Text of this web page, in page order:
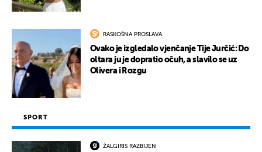
RASKOŠNA PROSLAVA
Ovako je izgledalo vjenčanje Tije Jurčić: Do
oltara ju je dopratio očuh, a slavilo se uz
Olivera i Rozgu
SPORT
ŽALGIRIS RAZBIJEN